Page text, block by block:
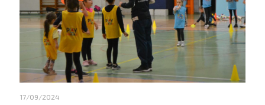
17/09/2024